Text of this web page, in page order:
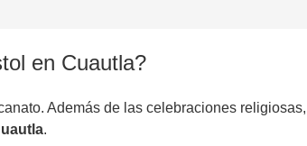
en Cuautla?
Además de las celebraciones
.